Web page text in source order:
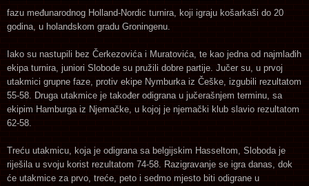
fazu međunarodnog Holland-Nordic turnira, koji igraju košarkaši do 20
godina, u holandskom gradu Groningenu.
Iako su nastupili bez Čerkezovića i Muratovića, te kao jedna od najmlađih
ekipa turnira, juniori Slobode su pružili dobre partije. Jučer su, u prvoj
utakmici grupne faze, protiv ekipe Nymburka iz Češke, izgubili rezultatom
55-58. Druga utakmice je također odigrana u jučerašnjem terminu, sa
ekipim Hamburga iz Njemačke, u kojoj je njemački klub slavio rezultatom
62-58.
Treću utakmicu, koja je odigrana sa belgijskim Hasseltom, Sloboda je
riješila u svoju korist rezultatom 74-58. Razigravanje se igra danas, dok
će utakmice za prvo, treće, peto i sedmo mjesto biti odigrane u